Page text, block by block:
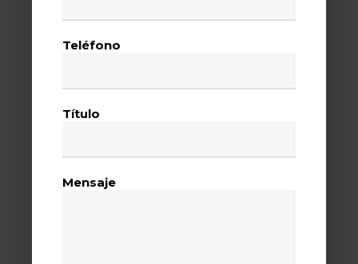
Teléfono
Título
Mensaje